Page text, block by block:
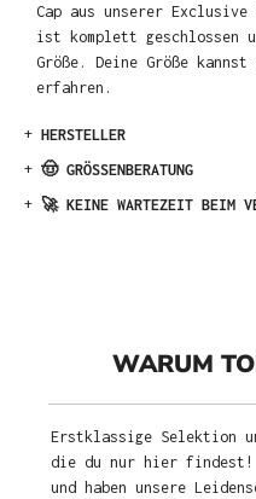
Cap aus unserer
ist komplett geschlossen
Größe. Deine Größe
erfahren.
+ HERSTELLER
+ 🤠 GRÖSSENBERATUNG
+ 🚀 KEINE WARTEZEIT BEIM
WARUM
Erstklassige Selektion
die du nur hier findest!
und haben unsere